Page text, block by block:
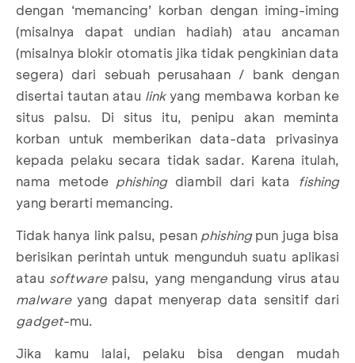
dengan ‘memancing’ korban dengan iming-iming
(misalnya dapat undian hadiah) atau ancaman
(misalnya blokir otomatis jika tidak pengkinian data
segera) dari sebuah perusahaan / bank dengan
disertai tautan atau linkyang membawa korban ke
situs palsu. Di situs itu, penipu akan meminta
korban untuk memberikan data-data privasinya
kepada pelaku secara tidak sadar. Karena itulah,
nama metode phishingdiambil dari kata fishing
yang berarti memancing.
Tidak hanya link palsu, pesan phishingpun juga bisa
berisikan perintah untuk mengunduh suatu aplikasi
atau softwarepalsu, yang mengandung virus atau
malwareyang dapat menyerap data sensitif dari
gadget-mu.
Jika kamu lalai, pelaku bisa dengan mudah